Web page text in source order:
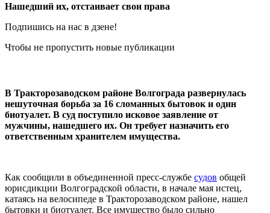
Нашедший их, отстаивает свои права
Подпишись на нас в дзене!
Чтобы не пропустить новые публикации
В Тракторозаводском районе Волгограда развернулась
нешуточная борьба за 16 сломанных бытовок и один
биотуалет. В суд поступило исковое заявление от
мужчины, нашедшего их. Он требует назначить его
ответственным хранителем имущества.
Как сообщили в объединенной пресс-службе судов общей
юрисдикции Волгоградской области, в начале мая истец,
катаясь на велосипеде в Тракторозаводском районе, нашел
бытовки и биотуалет. Все имущество было сильно